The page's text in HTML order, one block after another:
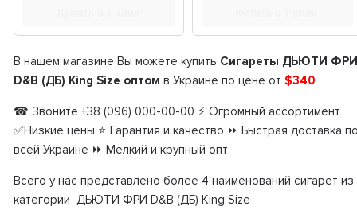
В нашем магазине Вы можете купить Сигареты ДЬЮТИ ФРИ
D&B (ДБ) King Size оптом в Украине по цене от $340
☎ Звоните +38 (096) 000-00-00 ⚡ Огромный ассортимент
✅Низкие цены ⭐ Гарантия и качество ⏩ Быстрая доставка
всей Украине ⏩ Мелкий и крупный опт
Всего у нас представлено более 4 наименований сигарет из
категории ДЬЮТИ ФРИ D&B (ДБ) King Size